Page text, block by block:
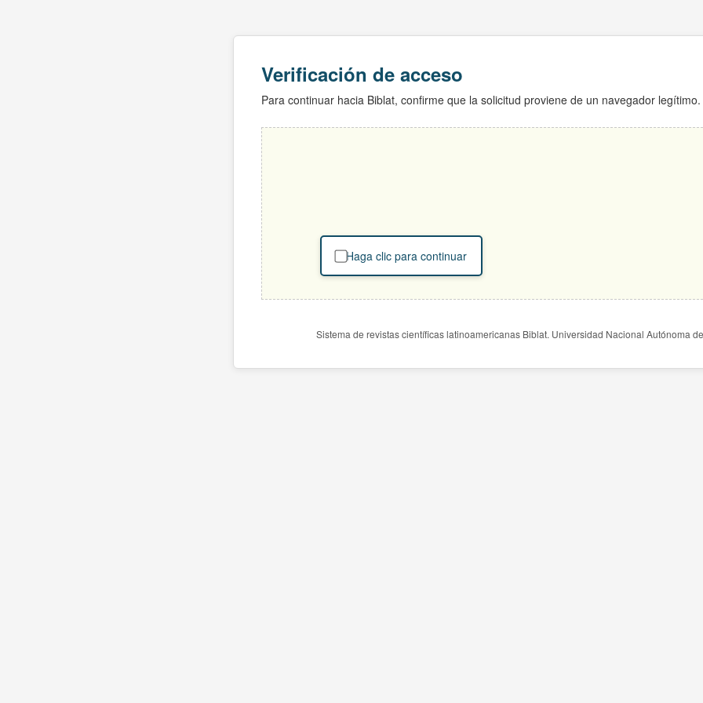
Verificación de acceso
Para continuar hacia Biblat, confirme que la solicitud proviene de un navegador legítimo.
Haga clic para continuar
Sistema de revistas científicas latinoamericanas Biblat. Universidad Nacional Autónoma